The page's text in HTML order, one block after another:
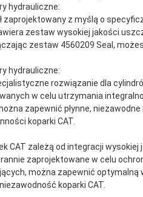
hydrauliczne:
z myślą o
zestaw wysokiej jakości
zestaw 4560209 Seal,
hydrauliczne:
rozwiązanie dla
w celu utrzymania
zapewnić płynne, niezawodne
koparki CAT.
CAT zależą od integracji
zaprojektowane w celu
można zapewnić
koparki CAT.